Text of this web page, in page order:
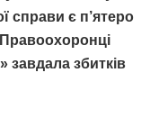
справи є п’ятеро
завдала збитків